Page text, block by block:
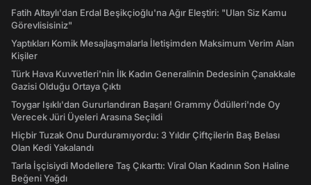
Fatih Altaylı'dan Erdal Beşikçioğlu'na Ağır Eleştiri: "Ulan Siz Kamu
Görevlisisiniz"
Yaptıkları Komik Mesajlaşmalarla İletişimden Maksimum Verim Alan
Kişiler
Türk Hava Kuvvetleri'nin İlk Kadın Generalinin Dedesinin Çanakkale
Gazisi Olduğu Ortaya Çıktı
Toygar Işıklı'dan Gururlandıran Başarı! Grammy Ödülleri'nde Oy
Verecek Jüri Üyeleri Arasına Seçildi
Hiçbir Tuzak Onu Durduramıyordu: 3 Yıldır Çiftçilerin Baş Belası
Olan Kedi Yakalandı
Tarla İşçisiydi Modellere Taş Çıkarttı: Viral Olan Kadının Son Haline
Beğeni Yağdı